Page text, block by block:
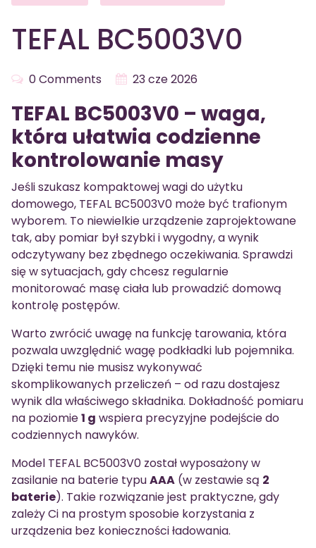
TEFAL BC5003V0
0 Comments 23 cze 2026
TEFAL BC5003V0 – waga,
która ułatwia codzienne
kontrolowanie masy
Jeśli szukasz kompaktowej wagi do użytku
domowego, TEFAL BC5003V0 może być trafionym
wyborem. To niewielkie urządzenie zaprojektowane
tak, aby pomiar był szybki i wygodny, a wynik
odczytywany bez zbędnego oczekiwania. Sprawdzi
się w sytuacjach, gdy chcesz regularnie
monitorować masę ciała lub prowadzić domową
kontrolę postępów.
Warto zwrócić uwagę na funkcję tarowania, która
pozwala uwzględnić wagę podkładki lub pojemnika.
Dzięki temu nie musisz wykonywać
skomplikowanych przeliczeń – od razu dostajesz
wynik dla właściwego składnika. Dokładność pomiaru
na poziomie1 g wspiera precyzyjne podejście do
codziennych nawyków.
Model TEFAL BC5003V0 został wyposażony w
zasilanie na baterie typuAAA (w zestawie są 2
baterie). Takie rozwiązanie jest praktyczne, gdy
zależy Ci na prostym sposobie korzystania z
urządzenia bez konieczności ładowania.